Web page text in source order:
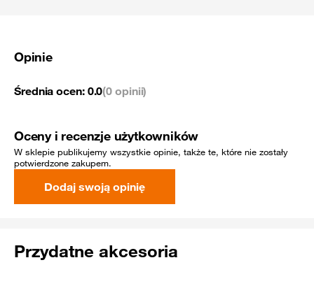
Opinie
Średnia ocen: 0.0(0 opinii)
Oceny i recenzje użytkowników
W sklepie publikujemy wszystkie opinie, także te, które nie zostały
potwierdzone zakupem.
Dodaj swoją opinię
Przydatne akcesoria